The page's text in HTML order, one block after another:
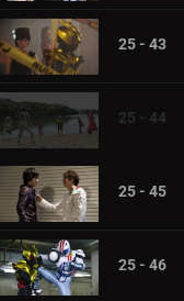
25 - 43
25 - 44
25 - 45
25 - 46